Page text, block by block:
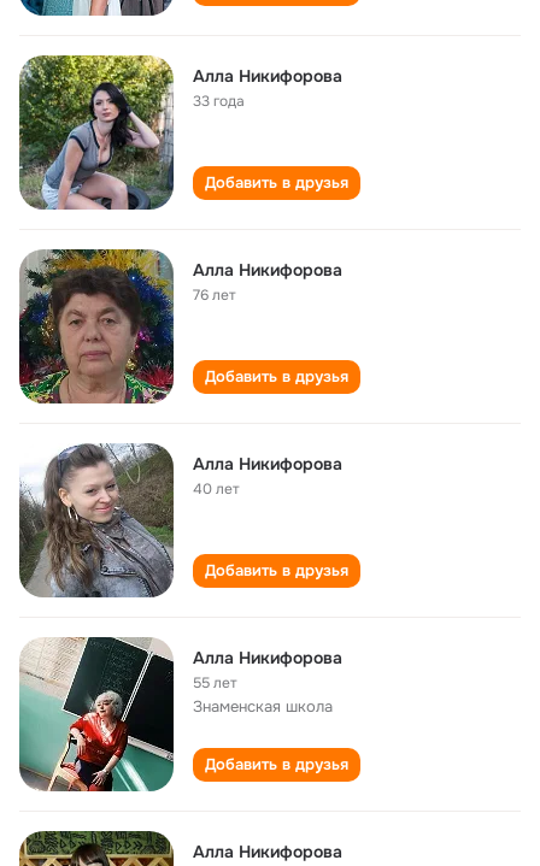
Алла Никифорова
33 года
Добавить в друзья
Алла Никифорова
76 лет
Добавить в друзья
Алла Никифорова
40 лет
Добавить в друзья
Алла Никифорова
55 лет
Знаменская школа
Добавить в друзья
Алла Никифорова